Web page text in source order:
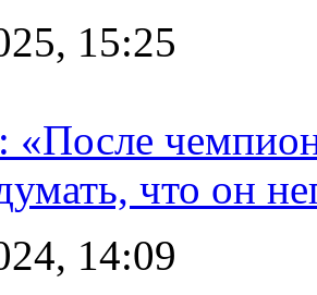
15:25
«После
что он
14:09